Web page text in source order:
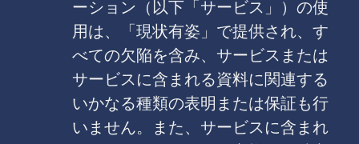
ーション（以下「サービス」）の使
用は、「現状有姿」で提供され、す
べての欠陥を含み、サービスまたは
サービスに含まれる資料に関連する
いかなる種類の表明または保証も行
いません。また、サービスに含まれ